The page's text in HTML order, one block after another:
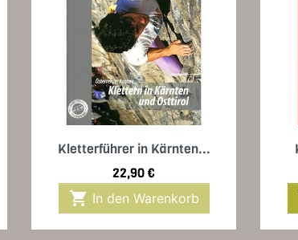
 Vorschau
Kletterführer in Kärnten...
Preis
22,90 €
 In den Warenkorb